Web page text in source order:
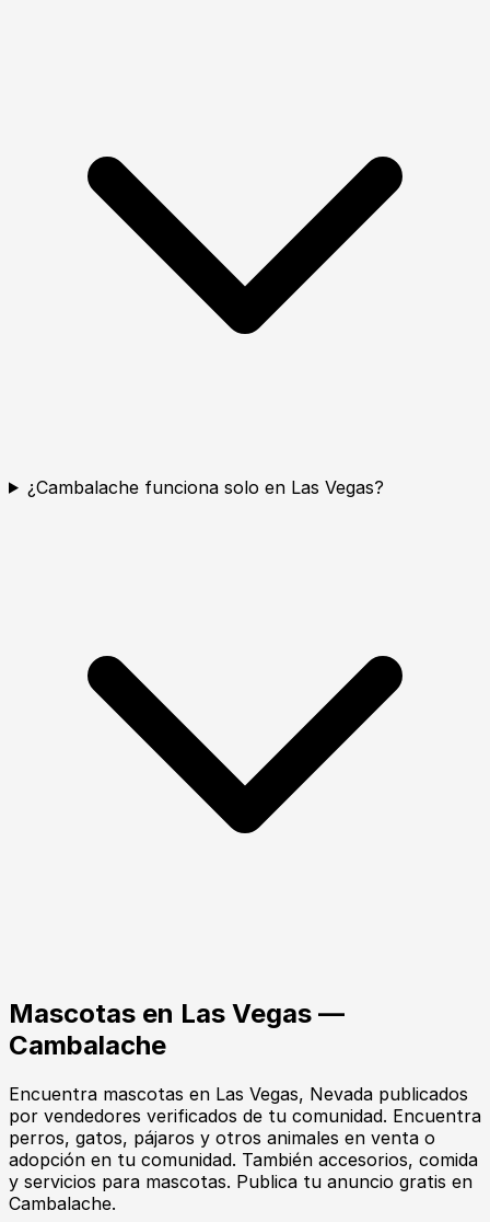
¿Cambalache funciona solo en Las Vegas?
Mascotas en Las Vegas —
Cambalache
Encuentra mascotas en Las Vegas, Nevada publicados
por vendedores verificados de tu comunidad. Encuentra
perros, gatos, pájaros y otros animales en venta o
adopción en tu comunidad. También accesorios, comida
y servicios para mascotas. Publica tu anuncio gratis en
Cambalache.